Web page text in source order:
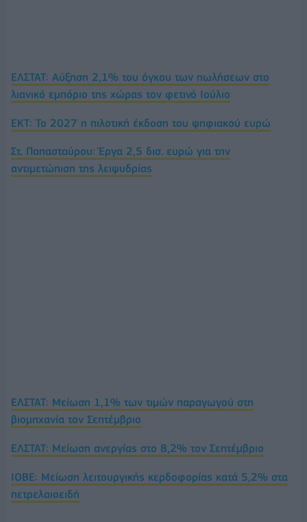
ΕΛΣΤΑΤ: Αύξηση 2,1% του όγκου των πωλήσεων στο
λιανικό εμπόριο της χώρας τον φετινό Ιούλιο
ΕΚΤ: Το 2027 η πιλοτική έκδοση του ψηφιακού ευρώ
Στ. Παπασταύρου: Έργα 2,5 δισ. ευρώ για την
αντιμετώπιση της λειψυδρίας
ΕΛΣΤΑΤ: Μείωση 1,1% των τιμών παραγωγού στη
βιομηχανία τον Σεπτέμβριο
ΕΛΣΤΑΤ: Μείωση ανεργίας στο 8,2% τον Σεπτέμβριο
IOBE: Μείωση λειτουργικής κερδοφορίας κατά 5,2% στα
πετρελαιοειδή